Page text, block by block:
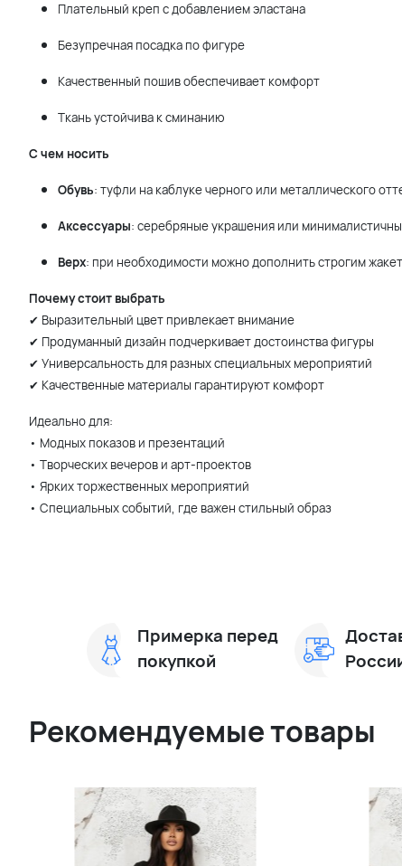
Плательный креп с добавлением эластана
Безупречная посадка по фигуре
Качественный пошив обеспечивает комфорт
Ткань устойчива к сминанию
С чем носить
Обувь: туфли на каблуке черного или металлического
Аксессуары: серебряные украшения или
Верх: при необходимости можно дополнить строгим
Почему стоит выбрать
✔ Выразительный цвет привлекает внимание
✔ Продуманный дизайн подчеркивает достоинства фигуры
✔ Универсальность для разных специальных мероприятий
✔ Качественные материалы гарантируют комфорт
Идеально для:
• Модных показов и презентаций
• Творческих вечеров и арт-проектов
• Ярких торжественных мероприятий
• Специальных событий, где важен стильный образ
Примерка перед
покупкой
Рекомендуемые товары